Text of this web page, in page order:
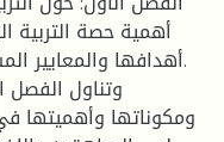
أهمية حصة التربية
أهدافها والمعايير
وتناول الفصل
ومكوناتها وأهميتها